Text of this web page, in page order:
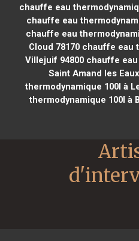
chauffe eau
chauffe eau
chauffe eau
Cloud 78170 chauffe eau
Villejuif 94800chauffe eau
Saint Amand les
thermodynamique 100l à
thermodynamique 100l à